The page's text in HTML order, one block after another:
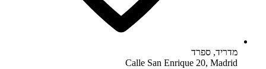
מדריד, ספרד
Calle San Enrique 20, Madrid